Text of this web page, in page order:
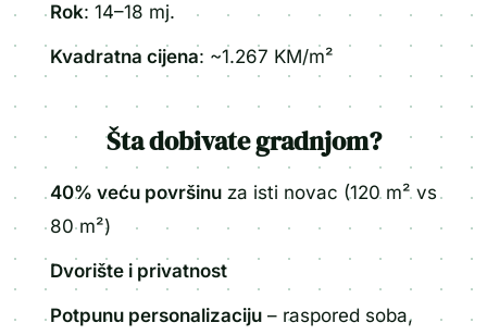
Rok: 14–18 mj.
Kvadratna cijena: ~1.267 KM/m²
Šta dobivate gradnjom?
40% veću površinu za isti novac (120 m² vs
80 m²)
Dvorište i privatnost
Potpunu personalizaciju – raspored soba,